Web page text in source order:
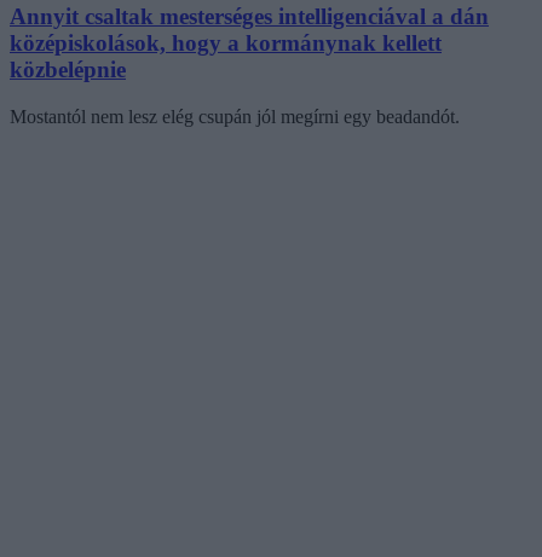
Annyit csaltak mesterséges intelligenciával a dán
középiskolások, hogy a kormánynak kellett
közbelépnie
Mostantól nem lesz elég csupán jól megírni egy beadandót.